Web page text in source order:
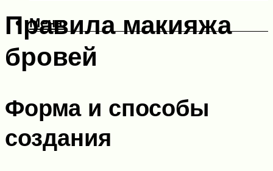
Меню
Правила макияжа
бровей
Форма и способы
создания